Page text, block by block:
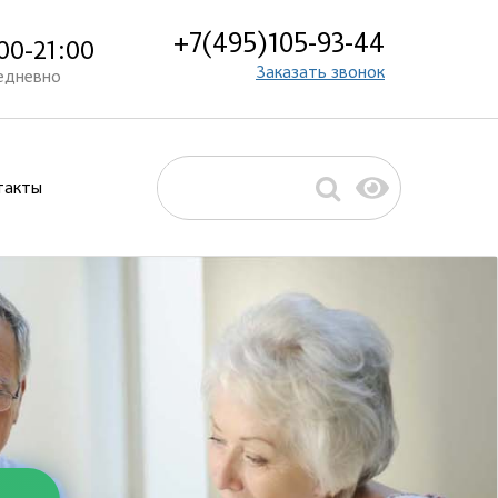
21:00 +7(495)105-93-44
Заказать звонок